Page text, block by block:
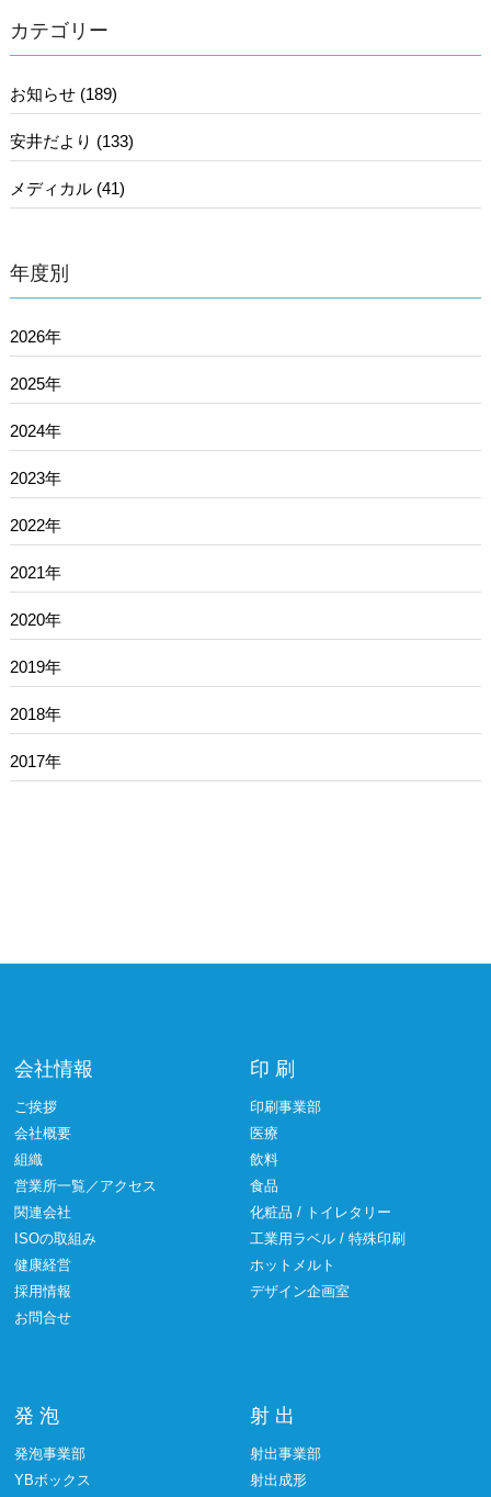
カテゴリー
お知らせ (189)
安井だより (133)
メディカル (41)
年度別
2026年
2025年
2024年
2023年
2022年
2021年
2020年
2019年
2018年
2017年
会社情報
ご挨拶
会社概要
組織
営業所一覧／アクセス
関連会社
ISOの取組み
健康経営
採用情報
お問合せ
印 刷
印刷事業部
医療
飲料
食品
化粧品 / トイレタリー
工業用ラベル / 特殊印刷
ホットメルト
デザイン企画室
発 泡
発泡事業部
YBボックス
射 出
射出事業部
射出成形